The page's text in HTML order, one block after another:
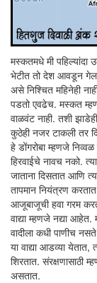
मस्कतमधे मी पहिल्यांदा
भेटीत तो देश आवडून
असे निश्चित महिनेही
पडतो एवढेच. मस्कत
वाळवंट नाही. तशी
कुठेही नजर टाकली तर
हे डोंगरोबा म्हणजे
हिरवाईचे नावच नको.
जाताना दिसतात आणि
तापमान नियंत्रण
आजूबाजूची हवा गरम
वाद्या म्हणजे नद्या
वादीला कधी पाणीच
या वाद्या आडव्या येतात,
शिरतात. संरक्षणासाठी
असतात.